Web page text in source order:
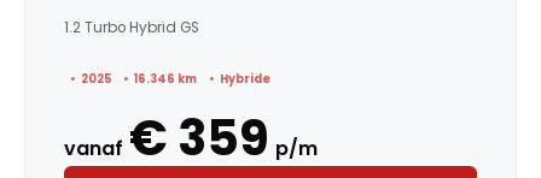
1.2 Turbo Hybrid GS
2025 16.346 km Hybride
vanaf € 359 p/m